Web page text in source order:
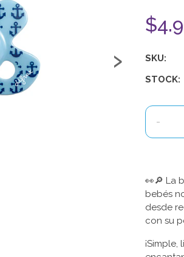
› SKU:
STOCK:
-
👀🔎 La
bebés
desde
con su